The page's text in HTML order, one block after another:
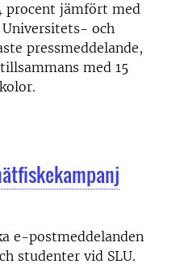
procent jämfört med
och
pressmeddelande,
med 15
e-postmeddelanden
studenter vid SLU.